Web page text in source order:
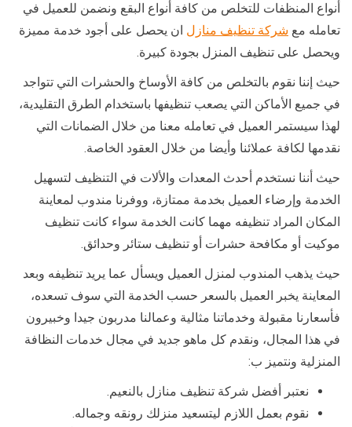
أنواع المنظفات للتخلص من كافة أنواع البقع ونضمن للعميل في
تعامله مع شركة تنظيف منازل ان يحصل على أجود خدمة مميزة
ويحصل على تنظيف المنزل بجودة كبيرة.
حيث إننا نقوم بالتخلص من كافة الأوساخ والحشرات التي تتواجد
في جميع الأماكن التي يصعب تنظيفها باستخدام الطرق التقليدية،
لهذا سيستمر العميل في تعامله معنا من خلال الضمانات التي
نقدمها لكافة عملائنا وأيضا من خلال العقود الخاصة.
حيث أننا نستخدم أحدث المعدات والألات في التنظيف لتسهيل
الخدمة وإرضاء العميل بخدمة ممتازة، ووفرنا مندوب لمعاينة
المكان المراد تنظيفه مهما كانت الخدمة سواء كانت تنظيف
موكيت أو مكافحة حشرات أو تنظيف ستائر وحدائق.
حيث يذهب المندوب لمنزل العميل ويسأل عما يريد تنظيفه وبعد
المعاينة يخبر العميل بالسعر حسب الخدمة التي سوف تسعده،
فأسعارنا مقبولة وخدماتنا مثالية وعمالنا مدربون جيدا وخبيرون
في هذا المجال، ونقدم كل ماهو جديد في مجال خدمات النظافة
المنزلية ونتميز ب:
نعتبر أفضل شركة تنظيف منازل بالنعيم.
نقوم بعمل اللازم ليتسعيد منزلك رونقه وجماله.